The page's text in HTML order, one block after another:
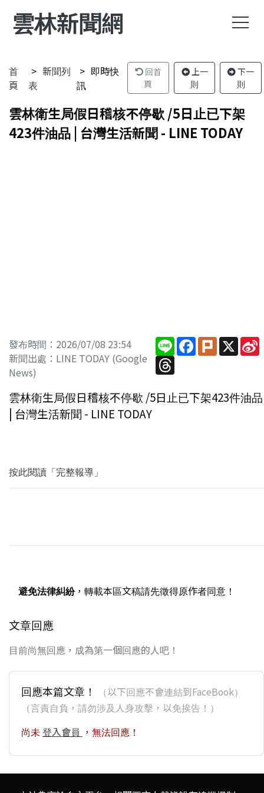
雲林新聞網
首
頁
新聞列
表
即時快
訊
回首
頁
上一
則
下一
則
雲林衛生局假日稽核不停歇 /5日止已下架
423件油品 | 台灣生活新聞 - LINE TODAY
發布時間：2026/07/08 23:54
新聞出處：LINE TODAY (Google
News)
LineFacebook
PlurkX
Threads
雲林衛生局假日稽核不停歇 /5日止已下架423件油品
| 台灣生活新聞 - LINE TODAY
按此閱讀「完整報導」
避免法律糾紛，轉載本區文稿請先徵得原作者同意！
文章回應
目前尚無回應，成為第一個回應的人吧！
回應本篇文章！
（以下回應不會連結到FaceBook）
（言責自負，請勿涉及人身攻擊，以免挨告！）
尚未 登入會員 ，無法回應！